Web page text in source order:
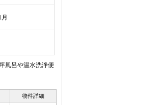
風呂や温水洗浄便
物件詳細